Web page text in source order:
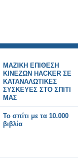
ΜΑΖΙΚΗ ΕΠΙΘΕΣΗ
ΚΙΝΕΖΩΝ HACKER ΣΕ
ΚΑΤΑΝΑΛΩΤΙΚΕΣ
ΣΥΣΚΕΥΕΣ ΣΤΟ ΣΠΙΤΙ
ΜΑΣ
Το σπίτι με τα 10.000
βιβλία